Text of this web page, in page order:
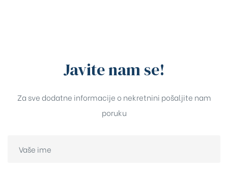
Javite nam se!
Za sve dodatne informacije o nekretnini pošaljite nam
poruku